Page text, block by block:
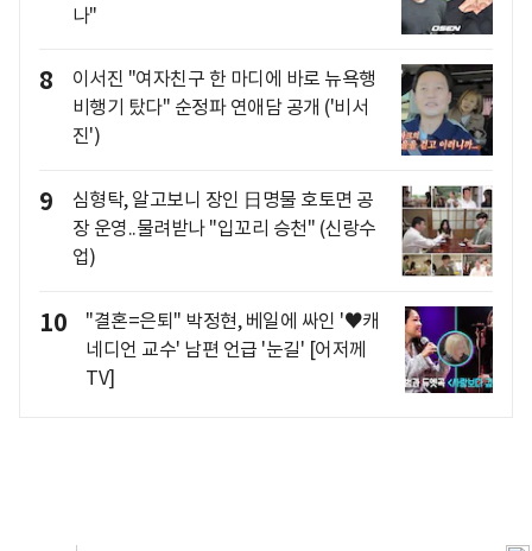
나"
8
이서진 "여자친구 한 마디에 바로 뉴욕행
비행기 탔다" 순정파 연애담 공개 ('비서
진')
9
심형탁, 알고보니 장인 日명물 호토면 공
장 운영..물려받나 "입꼬리 승천" (신랑수
업)
10
"결혼=은퇴" 박정현, 베일에 싸인 '♥캐
네디언 교수' 남편 언급 '눈길' [어저께
TV]